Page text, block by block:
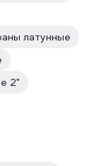
латунные
2"